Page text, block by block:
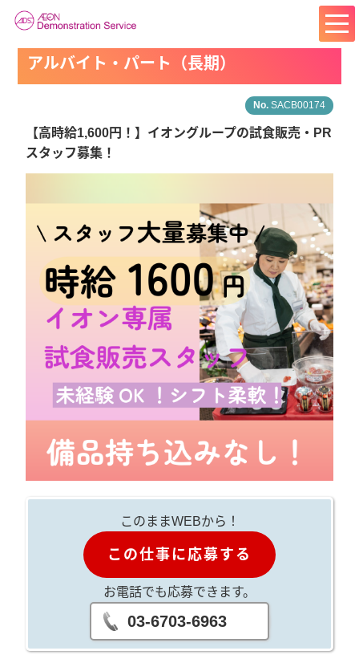
アルバイト・パート（長期）
SACB00174
【高時給1,600円！】イオングループの試食販売・PR
スタッフ募集！
このままWEBから！
この仕事に応募する
お電話でも応募できます。
03-6703-6963